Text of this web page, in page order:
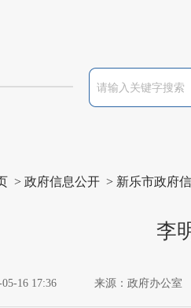
> 政府信息公开 > 新乐市政府
李
16 17:36 来源：政府办公室